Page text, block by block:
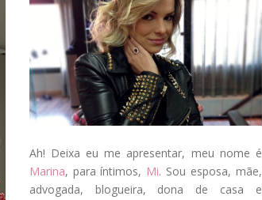
Ah! Deixa eu me apresentar, meu nome é
Marina, para íntimos, Mi. Sou esposa, mãe,
advogada, blogueira, dona de casa e